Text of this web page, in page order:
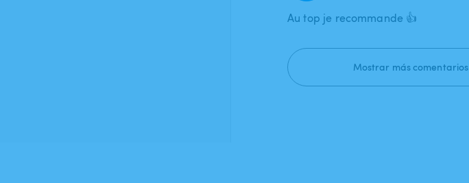
Au top je recommande 👍
Mostrar más comentarios